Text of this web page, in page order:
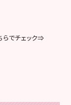
らでチェック⇒